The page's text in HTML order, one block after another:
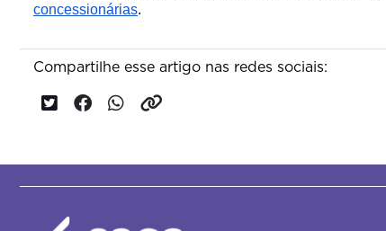
concessionárias.
Compartilhe esse artigo nas redes sociais: